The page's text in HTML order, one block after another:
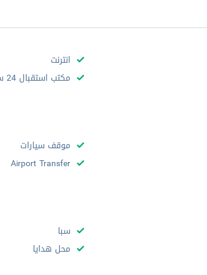
انترنت
مكتب استقبال 24 ساعة
موقف سيارات
Airport Transfer
سبا
محل هدايا